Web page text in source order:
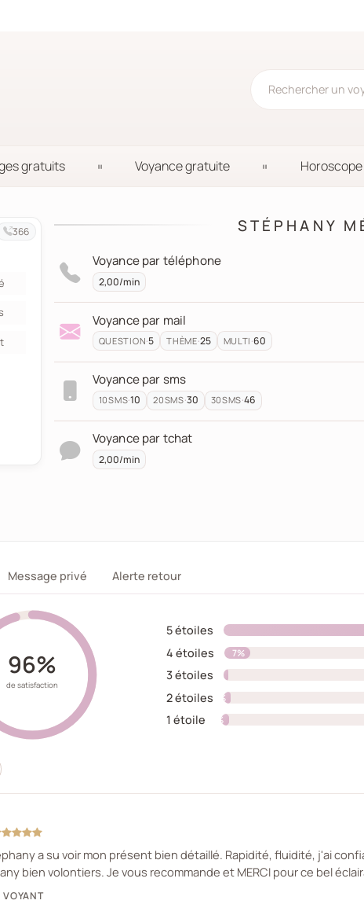
gratuits Voyance gratuite Horoscope
STÉPHANY
Voyance par téléphone
2,00/min
Voyance par mail
QUESTION·5 THÈME·25 MULTI ·60
Voyance par sms
10SMS·10 20SMS·30 30SMS·46
Voyance par tchat
2,00/min
366
présentation.
Message privé Alerte retour
96%
de satisfaction
5 étoiles
4 étoiles 7%
3 étoiles0%
2 étoiles2%
1 étoile 2%
a su voir mon présent bien détaillé. Rapidité, fluidité, j'ai
bien volontiers. Je vous recommande et MERCI pour ce bel
VOYANT